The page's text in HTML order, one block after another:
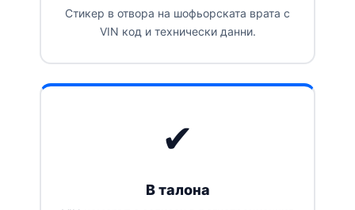
Стикер в отвора на шофьорската врата с
VIN код и технически данни.
✔
В талона